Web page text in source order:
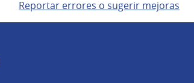
Reportar errores o sugerir mejoras